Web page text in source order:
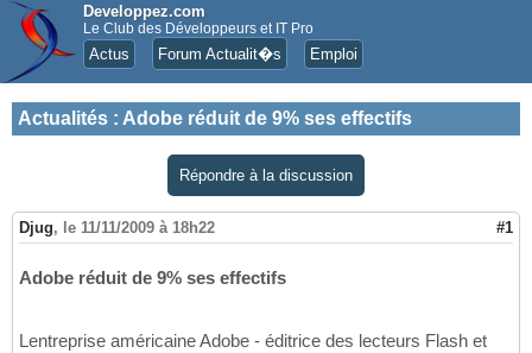
Developpez.com
Le Club des Développeurs et IT Pro
Actus Forum Actualit�s Emploi
Actualités : Adobe réduit de 9% ses effectifs
Répondre à la discussion
Djug, le 11/11/2009 à 18h22 #1
Adobe réduit de 9% ses effectifs
Lentreprise américaine Adobe - éditrice des lecteurs Flash et